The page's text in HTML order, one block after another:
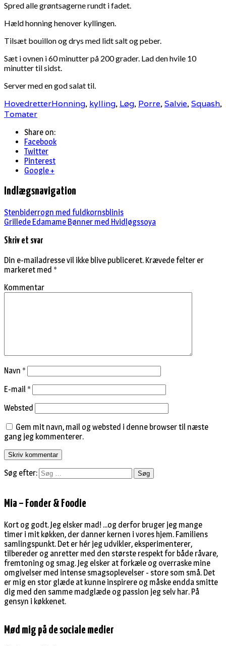
Spred alle grøntsagerne rundt i fadet.
Hæld honning henover kyllingen.
Tilsæt bouillon og drys med lidt salt og peber.
Sæt i ovnen i 60 minutter på 200 grader. Lad den hvile 10
minutter til sidst.
Server med en god salat til.
HovedretterHonning, kylling, Løg, Porre,Salvie,Squash,
Tomater
Share on:
Facebook
Twitter
Pinterest
Google +
Indlægsnavigation
Stenbiderrogn med fuldkornsblinis
Grillede Edamame Bønner med Hvidløgssoya
Skriv et svar
Din e-mailadresse vil ikke blive publiceret. Krævede felter er
markeret med *
Kommentar
Navn *
E-mail *
Websted
Gem mit navn, mail og websted i denne browser til næste
gang jeg kommenterer.
Søg efter:
Mia – Fonder & Foodie
Kort og godt. Jeg elsker mad! ...og derfor bruger jeg mange
timer i mit køkken, der danner kernen i vores hjem. Familiens
samlingspunkt. Det er hér jeg udvikler, eksperimenterer,
tilbereder og anretter med den største respekt for både råvare,
fremtoning og smag. Jeg elsker at forkæle og overraske mine
omgivelser med intense smagsoplevelser - store som små. Det
er mig en stor glæde at kunne inspirere og måske endda smitte
dig med den samme madglæde og passion jeg selv har. På
gensyn i køkkenet.
Mød mig på de sociale medier